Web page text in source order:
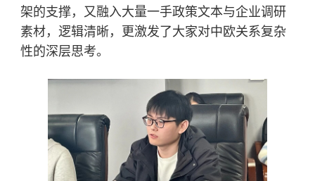
架的支撑，又融入大量一手政策文本与企业调研
素材，逻辑清晰，更激发了大家对中欧关系复杂
性的深层思考。